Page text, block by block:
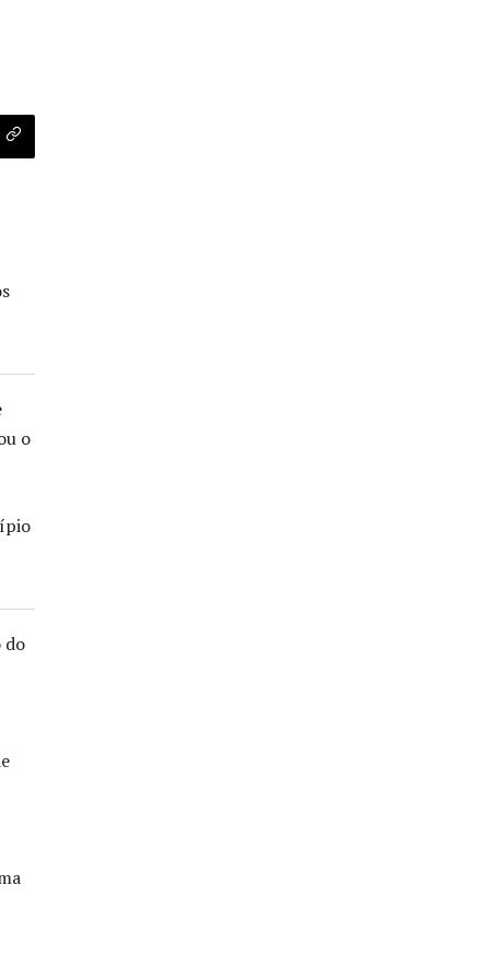
o
do